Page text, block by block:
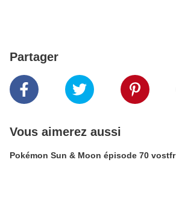
Partager
Vous aimerez aussi
Pokémon Sun & Moon épisode 70 vostfr